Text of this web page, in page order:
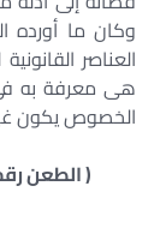
وكان ما أورده
العناصر
هى معرفة به
الخصوص يكون
( الطعن رقم 386 سنة 44 ق ، جلسة 29/